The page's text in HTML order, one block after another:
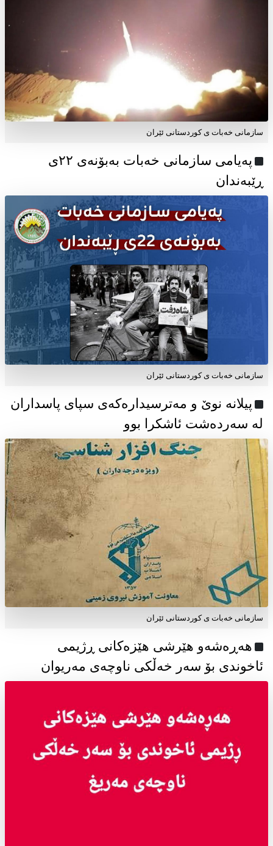
سازمانی خەبات ی کوردستانی ئێران
پەیامی سازمانی خەبات بەبۆنەی ۲۲ی
ڕێبەندان
سازمانی خەبات ی كوردستانی ئێران
پیلانە نوێ و مەترسیدارەکەی سپای پاسداران
لە سەردەشت ئاشکرا بوو
سازمانی خەبات ی كوردستانی ئێران
هەڕەشەو هێرشی هێزەکانی ڕژیمی
ئاخوندی بۆ سەر خەڵکی ناوچەی مەریوان